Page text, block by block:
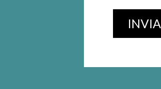
INVIA